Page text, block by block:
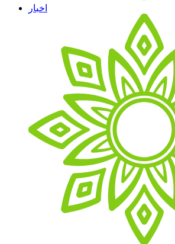
اخبار